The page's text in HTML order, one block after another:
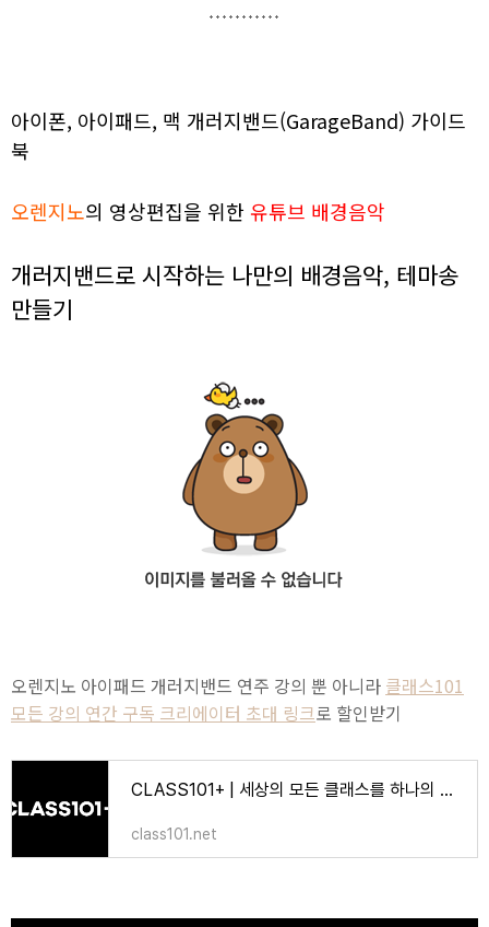
아이폰, 아이패드, 맥 개러지밴드(GarageBand) 가이드
북
오렌지노의 영상편집을 위한 유튜브 배경음악
개러지밴드로 시작하는 나만의 배경음악, 테마송
만들기
오렌지노 아이패드 개러지밴드 연주 강의 뿐 아니라 클래스101
모든 강의 연간 구독 크리에이터 초대 링크로 할인받기
CLASS101+ | 세상의 모든 클래스를 하나의 구독으로
class101.net